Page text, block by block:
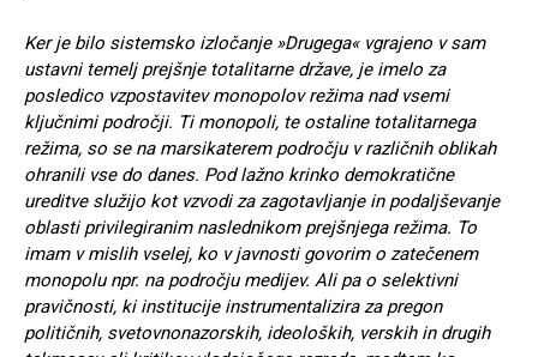
Ker je bilo sistemsko izločanje »Drugega« vgrajeno v sam
ustavni temelj prejšnje totalitarne države, je imelo za
posledico vzpostavitev monopolov režima nad vsemi
ključnimi področji. Ti monopoli, te ostaline totalitarnega
režima, so se na marsikaterem področju v različnih oblikah
ohranili vse do danes. Pod lažno krinko demokratične
ureditve služijo kot vzvodi za zagotavljanje in podaljševanje
oblasti privilegiranim naslednikom prejšnjega režima. To
imam v mislih vselej, ko v javnosti govorim o zatečenem
monopolu npr. na področju medijev. Ali pa o selektivni
pravičnosti, ki institucije instrumentalizira za pregon
političnih, svetovnonazorskih, ideoloških, verskih in drugih